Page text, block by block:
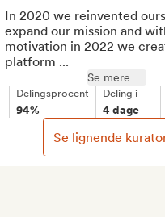
In 2020 we reinvented
expand our mission and
motivation in 2022 we
platform ...
Se mere
Delingsprocent
94%
Deling i
4 dage
Se lignende